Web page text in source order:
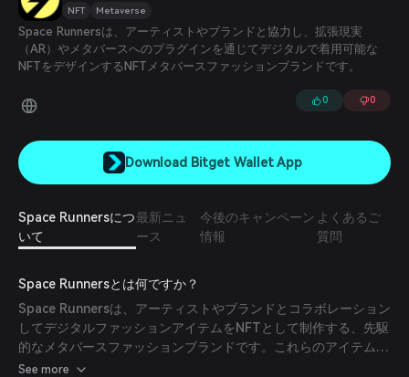
Español
Português (Brasil)
Español (Argentina)
NFT Metaverse
Space Runnersは、アーティストやブランドと協力し、拡張現実
（AR）やメタバースへのプラグインを通じてデジタルで着用可能な
NFTをデザインするNFTメタバースファッションブランドです。
0 0
Download Bitget Wallet App
Space Runnersにつ
いて
最新ニュ
ース
今後のキャンペーン
情報
よくあるご
質問
Space Runnersとは何ですか？
Space Runnersは、アーティストやブランドとコラボレーション
してデジタルファッションアイテムをNFTとして制作する、先駆
的なメタバースファッションブランドです。これらのアイテムは
様々なメタバース、ソーシャルメディアプラットフォーム、ゲー
See more